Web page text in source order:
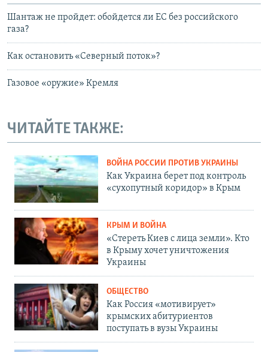
Шантаж не пройдет: обойдется ли ЕС без российского
газа?
Как остановить «Северный поток»?
Газовое «оружие» Кремля
ЧИТАЙТЕ ТАКЖЕ:
ВОЙНА РОССИИ ПРОТИВ УКРАИНЫ
Как Украина берет под контроль
«сухопутный коридор» в Крым
КРЫМ И ВОЙНА
«Стереть Киев с лица земли». Кто
в Крыму хочет уничтожения
Украины
ОБЩЕСТВО
Как Россия «мотивирует»
крымских абитуриентов
поступать в вузы Украины